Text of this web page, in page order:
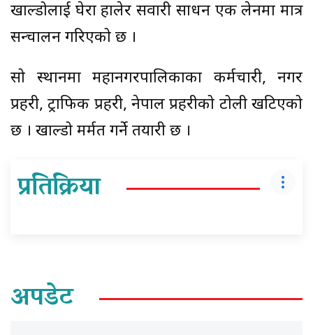
खाल्डोलाई घेरा हालेर सवारी साधन एक लेनमा मात्र
सन्चालन गरिएको छ ।
सो स्थानमा महानगरपालिकाका कर्मचारी, नगर
प्रहरी, ट्राफिक प्रहरी, नेपाल प्रहरीको टोली खटिएको
छ । खाल्डो मर्मत गर्ने तयारी छ ।
प्रतिक्रिया
अपडेट